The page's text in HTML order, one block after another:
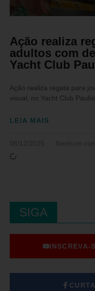
Ação realiza
adultos com
Yacht Club
Ação realiza regata para
visual, no Yacht Club
LEIA MAIS
SIGA
INSCREVA-